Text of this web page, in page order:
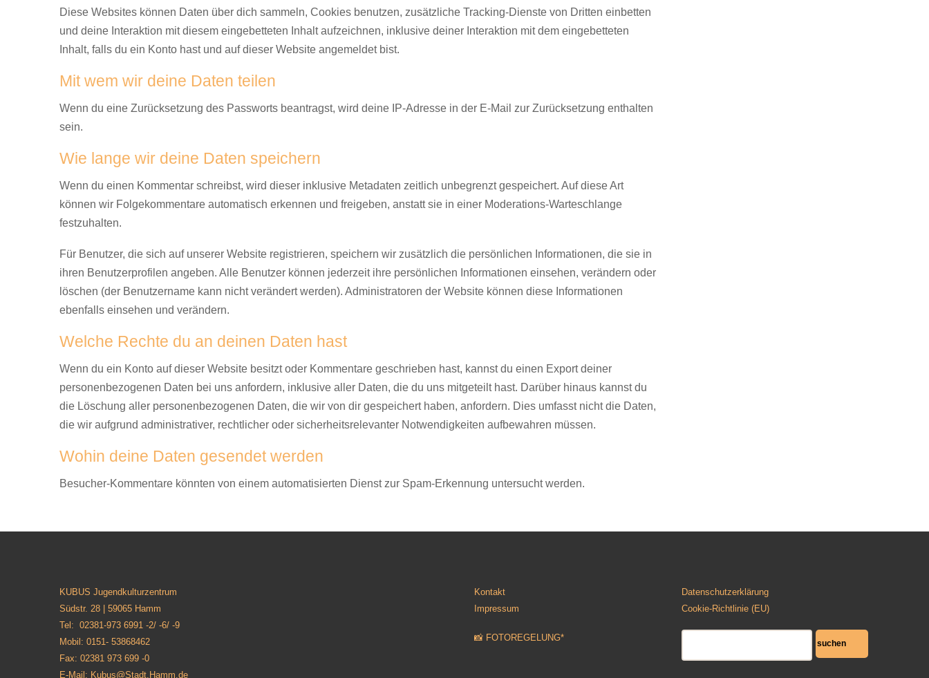
Diese Websites können Daten über dich sammeln, Cookies benutzen, zusätzliche Tracking-Dienste von Dritten einbetten
und deine Interaktion mit diesem eingebetteten Inhalt aufzeichnen, inklusive deiner Interaktion mit dem eingebetteten
Inhalt, falls du ein Konto hast und auf dieser Website angemeldet bist.
Mit wem wir deine Daten teilen
Wenn du eine Zurücksetzung des Passworts beantragst, wird deine IP-Adresse in der E-Mail zur Zurücksetzung enthalten
sein.
Wie lange wir deine Daten speichern
Wenn du einen Kommentar schreibst, wird dieser inklusive Metadaten zeitlich unbegrenzt gespeichert. Auf diese Art
können wir Folgekommentare automatisch erkennen und freigeben, anstatt sie in einer Moderations-Warteschlange
festzuhalten.
Für Benutzer, die sich auf unserer Website registrieren, speichern wir zusätzlich die persönlichen Informationen, die sie in
ihren Benutzerprofilen angeben. Alle Benutzer können jederzeit ihre persönlichen Informationen einsehen, verändern oder
löschen (der Benutzername kann nicht verändert werden). Administratoren der Website können diese Informationen
ebenfalls einsehen und verändern.
Welche Rechte du an deinen Daten hast
Wenn du ein Konto auf dieser Website besitzt oder Kommentare geschrieben hast, kannst du einen Export deiner
personenbezogenen Daten bei uns anfordern, inklusive aller Daten, die du uns mitgeteilt hast. Darüber hinaus kannst du
die Löschung aller personenbezogenen Daten, die wir von dir gespeichert haben, anfordern. Dies umfasst nicht die Daten,
die wir aufgrund administrativer, rechtlicher oder sicherheitsrelevanter Notwendigkeiten aufbewahren müssen.
Wohin deine Daten gesendet werden
Besucher-Kommentare könnten von einem automatisierten Dienst zur Spam-Erkennung untersucht werden.
KUBUS Jugendkulturzentrum
Südstr. 28 | 59065 Hamm
Tel: 02381-973 6991 -2/ -6/ -9
Mobil: 0151- 53868462
Fax: 02381 973 699 -0
E-Mail: Kubus@Stadt.Hamm.de
Kontakt
Impressum
📸 FOTOREGELUNG*
Datenschutzerklärung
Cookie-Richtlinie (EU)